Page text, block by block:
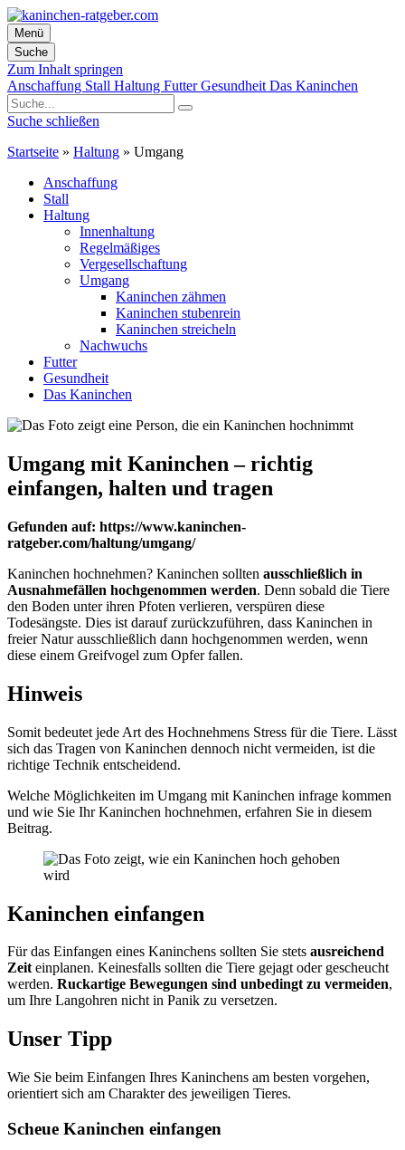
Menü
Suche
Zum Inhalt springen
Anschaffung Stall Haltung FutterGesundheit Das Kaninchen
Suche schließen
Startseite » Haltung » Umgang
Anschaffung
Stall
Haltung
Innenhaltung
Regelmäßiges
Vergesellschaftung
Umgang
Kaninchen zähmen
Kaninchen stubenrein
Kaninchen streicheln
Nachwuchs
Futter
Gesundheit
Das Kaninchen
Umgang mit Kaninchen – richtig
einfangen, halten und tragen
Gefunden auf: https://www.kaninchen-
ratgeber.com/haltung/umgang/
Kaninchen hochnehmen? Kaninchen sollten ausschließlich in
Ausnahmefällen hochgenommen werden. Denn sobald die Tiere
den Boden unter ihren Pfoten verlieren, verspüren diese
Todesängste. Dies ist darauf zurückzuführen, dass Kaninchen in
freier Natur ausschließlich dann hochgenommen werden, wenn
diese einem Greifvogel zum Opfer fallen.
Hinweis
Somit bedeutet jede Art des Hochnehmens Stress für die Tiere. Lässt
sich das Tragen von Kaninchen dennoch nicht vermeiden, ist die
richtige Technik entscheidend.
Welche Möglichkeiten im Umgang mit Kaninchen infrage kommen
und wie Sie Ihr Kaninchen hochnehmen, erfahren Sie in diesem
Beitrag.
Kaninchen einfangen
Für das Einfangen eines Kaninchens sollten Sie stets ausreichend
Zeiteinplanen. Keinesfalls sollten die Tiere gejagt oder gescheucht
werden. Ruckartige Bewegungen sind unbedingt zu vermeiden,
um Ihre Langohren nicht in Panik zu versetzen.
Unser Tipp
Wie Sie beim Einfangen Ihres Kaninchens am besten vorgehen,
orientiert sich am Charakter des jeweiligen Tieres.
Scheue Kaninchen einfangen